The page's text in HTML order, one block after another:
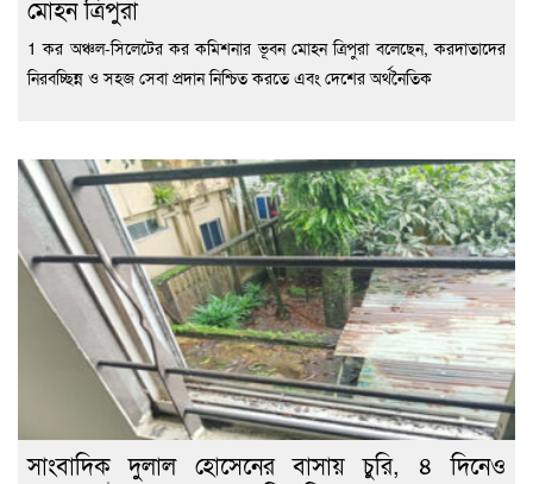
মোহন ত্রিপুরা
1 কর অঞ্চল-সিলেটের কর কমিশনার ভূবন মোহন ত্রিপুরা বলেছেন, করদাতাদের
নিরবচ্ছিন্ন ও সহজ সেবা প্রদান নিশ্চিত করতে এবং দেশের অর্থনৈতিক
সাংবাদিক দুলাল হোসেনের বাসায় চুরি, ৪ দিনেও